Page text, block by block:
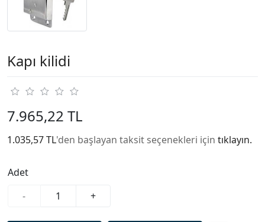
Kapı kilidi
7.965,22 TL
1.035,57 TL'den başlayan taksit seçenekleri için tıklayın.
Adet
-
+